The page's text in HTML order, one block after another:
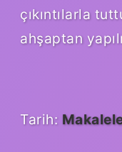
çıkıntılarla
ahşaptan
Tarih: